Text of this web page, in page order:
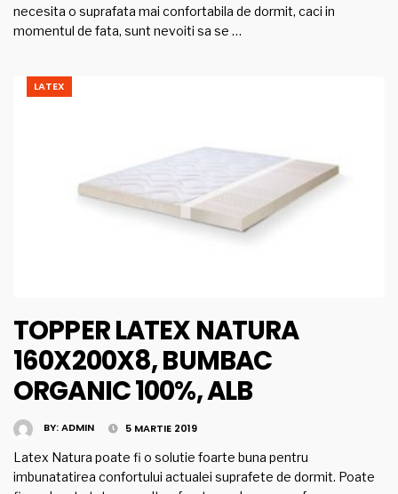
necesita o suprafata mai confortabila de dormit, caci in
momentul de fata, sunt nevoiti sa se …
LATEX
TOPPER LATEX NATURA
160X200X8, BUMBAC
ORGANIC 100%, ALB
BY:ADMIN 5 MARTIE 2019
Latex Natura poate fi o solutie foarte buna pentru
imbunatatirea confortului actualei suprafete de dormit. Poate